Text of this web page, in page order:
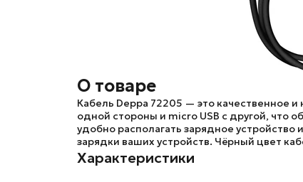
О товаре
Кабель Deppa 72205 — это качественное
одной стороны и micro USB с другой, что
удобно располагать зарядное
зарядки ваших устройств. Чёрный цвет
Характеристики